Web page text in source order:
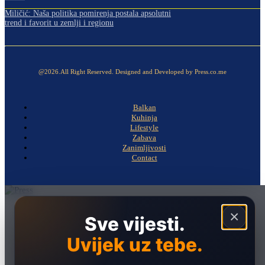
Miličić: Naša politika pomirenja postala apsolutni
trend i favorit u zemlji i regionu
@2026.All Right Reserved. Designed and Developed by Press.co.me
Balkan
Kuhinja
Lifestyle
Zabava
Zanimljivosti
Contact
×
Sve vijesti.
Uvijek uz tebe.